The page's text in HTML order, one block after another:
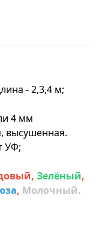
- 2,3,4 м;
4 мм
высушенная.
УФ;
, Зелёный,
, Молочный.